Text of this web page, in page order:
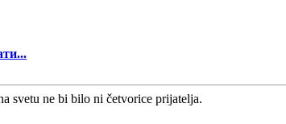
svetu ne bi bilo ni četvorice prijatelja.